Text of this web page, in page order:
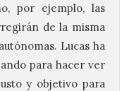
por ejemplo, las
de la misma
Lucas ha
para hacer ver
y objetivo para